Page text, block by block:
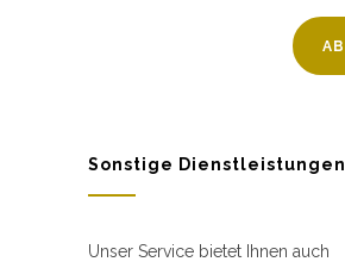
Sonstige Dienstleistungen
Unser Service bietet Ihnen auch